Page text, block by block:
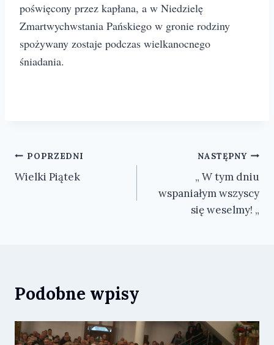
poświęcony przez kapłana, a w Niedzielę
Zmartwychwstania Pańskiego w gronie rodziny
spożywany zostaje podczas wielkanocnego
śniadania.
Nawigacja
wpisu
POPRZEDNI
Wielki Piątek
NASTĘPNY
„ W tym dniu
wspaniałym wszyscy
się weselmy! „
Podobne wpisy